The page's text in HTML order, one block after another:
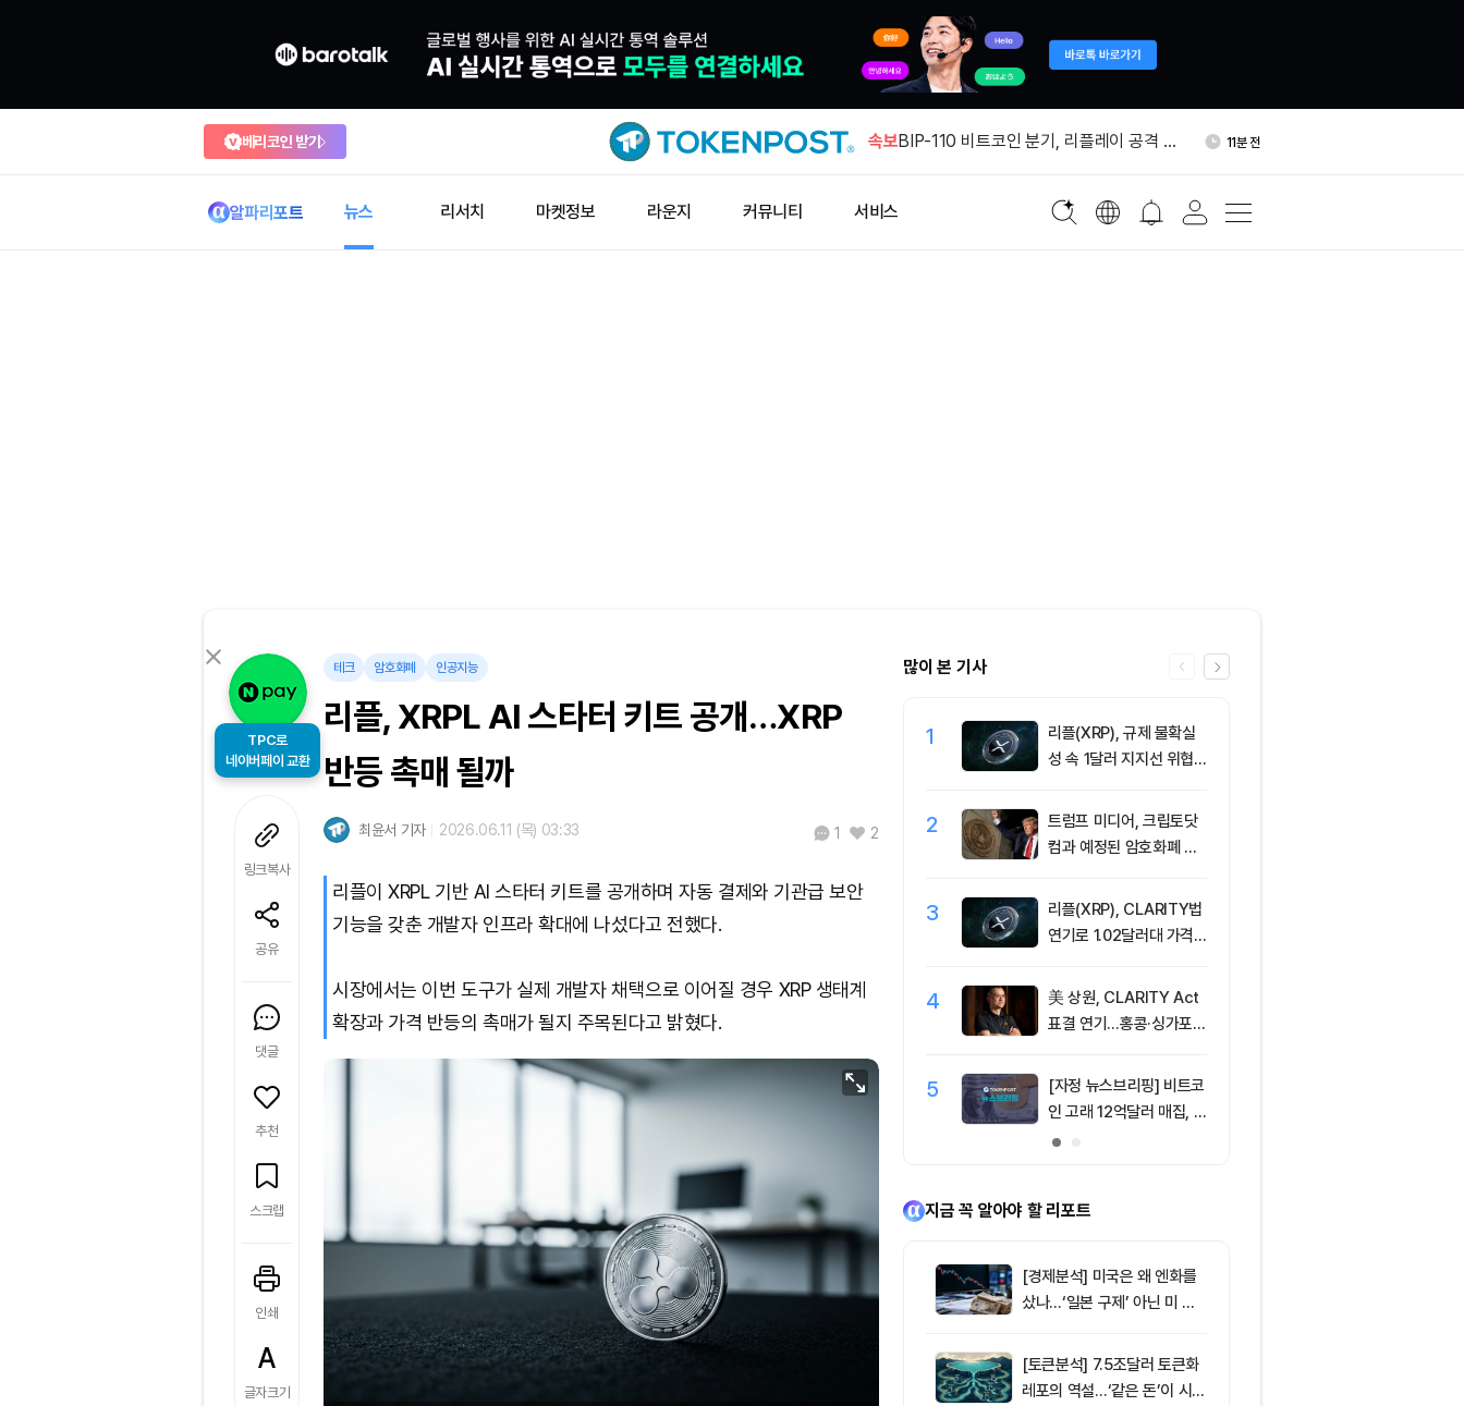
베리코인 받기 속보
AI 진영, 미 선거자금 1.4억달러 모금…암
BIP-110 비트코인 분기, 리플레이 공격 위
11분 전
알파리포트 뉴스 리서치 마켓정보 라운지 커뮤니티 서비스
TPC로
네이버페이 교환
링크복사
공유
댓글
추천
스크랩
인쇄
글자크기
테크 암호화폐 인공지능
리플, XRPL AI 스타터 키트 공개…XRP
반등 촉매 될까
최윤서 기자 2026.06.11 (목) 03:33 1 2
리플이 XRPL 기반 AI 스타터 키트를 공개하며 자동 결제와 기관급 보안
기능을 갖춘 개발자 인프라 확대에 나섰다고 전했다.
시장에서는 이번 도구가 실제 개발자 채택으로 이어질 경우 XRP 생태계
확장과 가격 반등의 촉매가 될지 주목된다고 밝혔다.
많이 본 기사
1
리플(XRP), 규제 불확실
성 속 1달러 지지선 위협
2
트럼프 미디어, 크립토닷
컴과 예정된 암호화폐 계
3
리플(XRP), CLARITY법
연기로 1.02달러대 가격
4
美 상원, CLARITY Act
표결 연기…홍콩·싱가포르
5
[자정 뉴스브리핑] 비트코
인 고래 12억달러 매집, E
TF 7.5억달러 유입 外
지금 꼭 알아야 할 리포트
[경제분석] 미국은 왜 엔화를
샀나…‘일본 구제’ 아닌 미 국
[토큰분석] 7.5조달러 토큰화
레포의 역설…‘같은 돈’이 시장